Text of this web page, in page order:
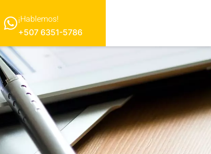
¡Hablemos!
+507 6351-5786